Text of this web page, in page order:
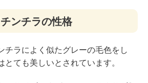
ンチラの性格
チラによく似たグレーの毛色をし
とても美しいとされています。